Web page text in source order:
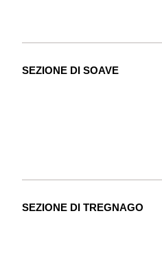
SEZIONE DI SOAVE
SEZIONE DI TREGNAGO